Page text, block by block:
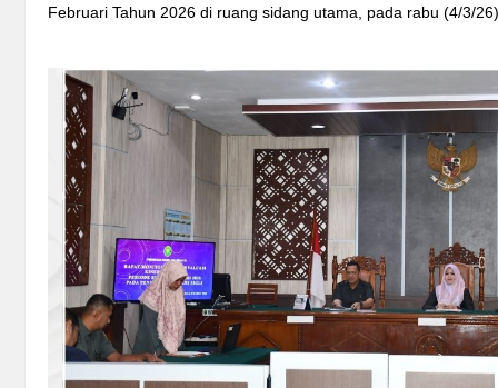
Februari Tahun 2026 di ruang sidang utama, pada rabu (4/3/